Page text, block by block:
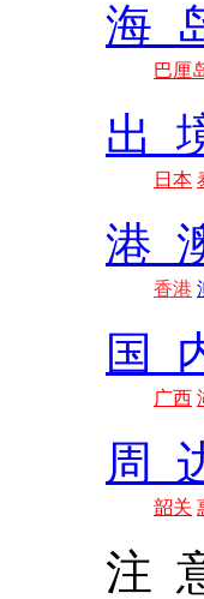
海
巴厘
出
日本
港
香港
国
广西
周
韶关
注